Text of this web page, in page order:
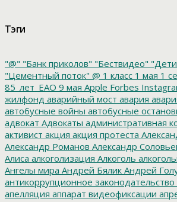
Тэги
"@" "Банк приколов" "Бествидео"
"Цементный поток" @ 1 класс 1 мая 1
85_лет_ЕАО 9 мая Apple Forbes
жилфонд аварийный мост авария
автобусные войны автобусные
адвокат Адвокаты административная
активист акция акция протеста
Александр Романов Александр
Алиса алкоголизация Алкоголь
Ангелы мира Андрей Бялик Андрей
антикоррупционное законодательство
апелляция аппарат видеофиксации